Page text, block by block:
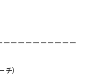
ーーーーーーーーー
）